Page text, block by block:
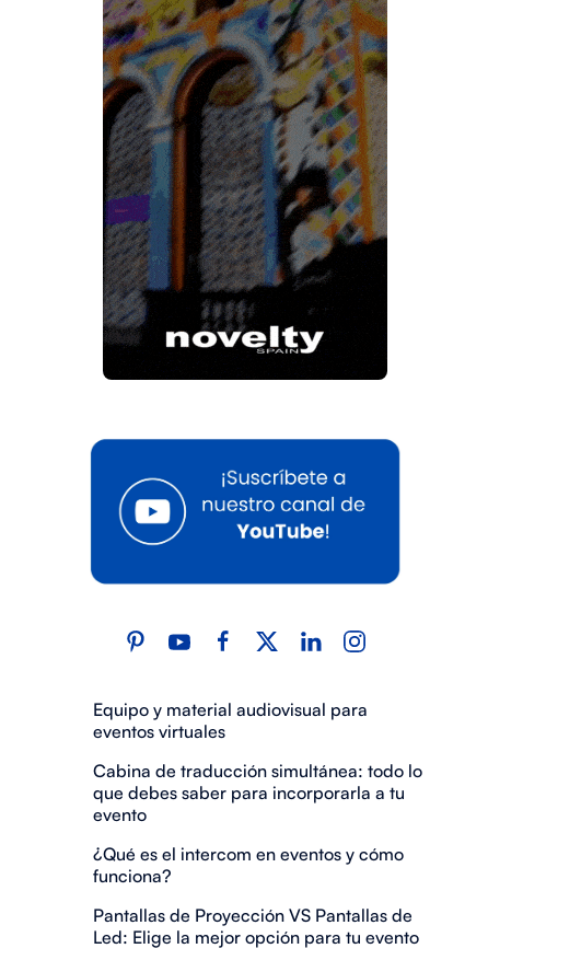
Equipo y material audiovisual para
eventos virtuales
Cabina de traducción simultánea: todo lo
que debes saber para incorporarla a tu
evento
¿Qué es el intercom en eventos y cómo
funciona?
Pantallas de Proyección VS Pantallas de
Led: Elige la mejor opción para tu evento